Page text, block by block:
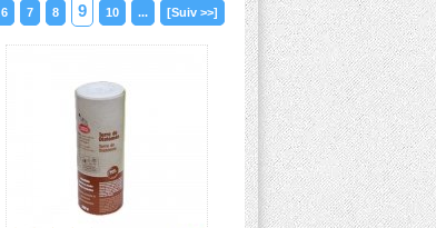
6 7 8 9 10 ... [Suiv >>]